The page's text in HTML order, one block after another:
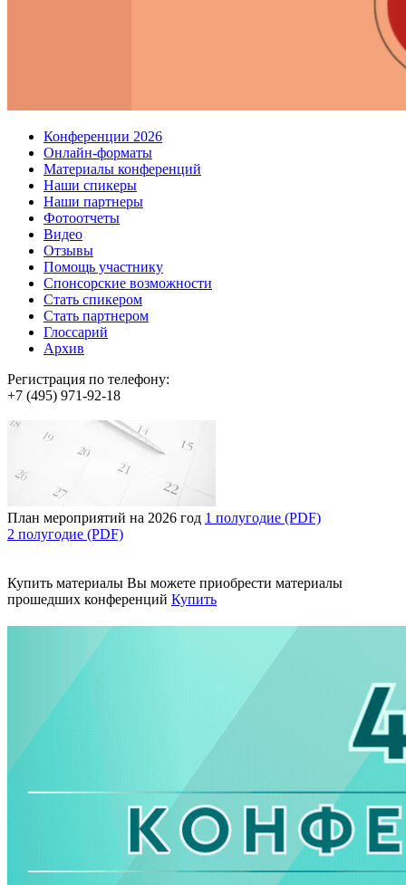
Конференции 2026
Онлайн-форматы
Материалы конференций
Наши спикеры
Наши партнеры
Фотоотчеты
Видео
Отзывы
Помощь участнику
Спонсорские возможности
Стать спикером
Стать партнером
Глоссарий
Архив
Регистрация по телефону:
+7 (495) 971-92-18
План мероприятий на 2026 год 1 полугодие (PDF)
2 полугодие (PDF)
Купить материалы Вы можете приобрести материалы
прошедших конференций Купить